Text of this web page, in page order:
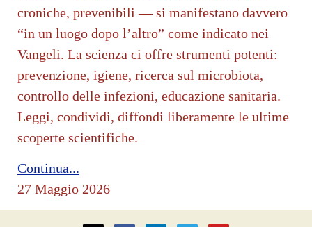
croniche, prevenibili — si manifestano davvero
“in un luogo dopo l’altro” come indicato nei
Vangeli. La scienza ci offre strumenti potenti:
prevenzione, igiene, ricerca sul microbiota,
controllo delle infezioni, educazione sanitaria.
Leggi, condividi, diffondi liberamente le ultime
scoperte scientifiche.
Continua...
27 Maggio 2026